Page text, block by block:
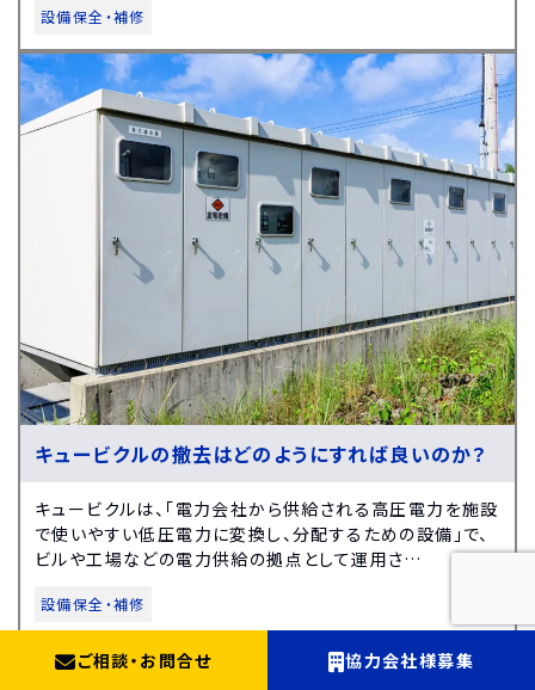
設備保全・補修
キュービクルの撤去はどのようにすれば良いのか？
キュービクルは、「電力会社から供給される高圧電力を施設
で使いやすい低圧電力に変換し、分配するための設備」で、
ビルや工場などの電力供給の拠点として運用さ…
設備保全・補修
ご相談・ お問合せ 協力会社様募集